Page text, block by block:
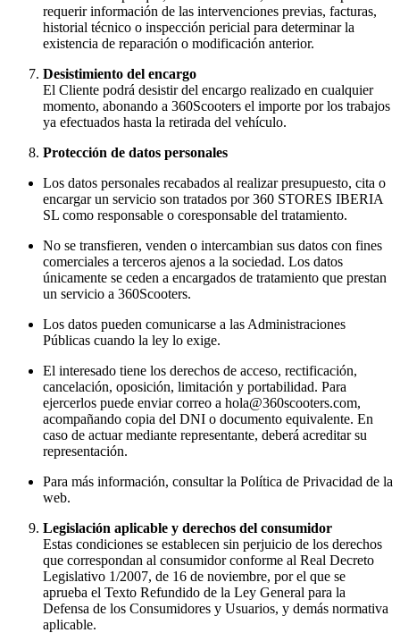
requerir información de las intervenciones previas, facturas,
historial técnico o inspección pericial para determinar la
existencia de reparación o modificación anterior.
Desistimiento del encargo
El Cliente podrá desistir del encargo realizado en cualquier
momento, abonando a 360Scooters el importe por los trabajos
ya efectuados hasta la retirada del vehículo.
Protección de datos personales
Los datos personales recabados al realizar presupuesto, cita o
encargar un servicio son tratados por 360 STORES IBERIA
SL como responsable o coresponsable del tratamiento.
No se transfieren, venden o intercambian sus datos con fines
comerciales a terceros ajenos a la sociedad. Los datos
únicamente se ceden a encargados de tratamiento que prestan
un servicio a 360Scooters.
Los datos pueden comunicarse a las Administraciones
Públicas cuando la ley lo exige.
El interesado tiene los derechos de acceso, rectificación,
cancelación, oposición, limitación y portabilidad. Para
ejercerlos puede enviar correo a hola@360scooters.com,
acompañando copia del DNI o documento equivalente. En
caso de actuar mediante representante, deberá acreditar su
representación.
Para más información, consultar la Política de Privacidad de la
web.
Legislación aplicable y derechos del consumidor
Estas condiciones se establecen sin perjuicio de los derechos
que correspondan al consumidor conforme al Real Decreto
Legislativo 1/2007, de 16 de noviembre, por el que se
aprueba el Texto Refundido de la Ley General para la
Defensa de los Consumidores y Usuarios, y demás normativa
aplicable.